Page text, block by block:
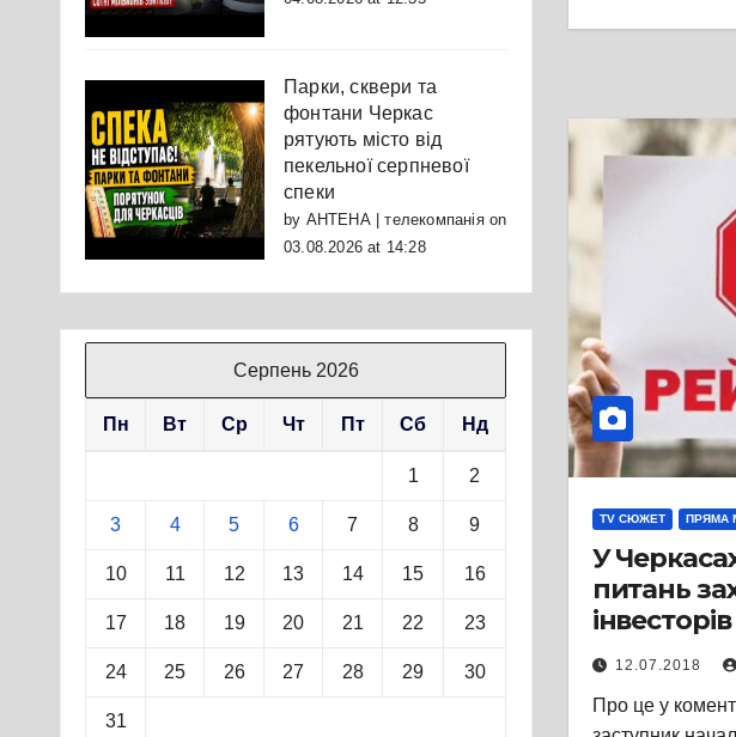
Парки, сквери та
фонтани Черкас
рятують місто від
пекельної серпневої
спеки
by АНТЕНА | телекомпаніяon
03.08.2026 at 14:28
Серпень 2026
Пн Вт Ср Чт Пт Сб Нд
1 2
3 4 5 6 7 8 9
10 11 12 13 14 15 16
17 18 19 20 21 22 23
24 25 26 27 28 29 30
31
TV СЮЖЕТ ПРЯМА
У
питань
інвесторів
12.07.2018
Про це у